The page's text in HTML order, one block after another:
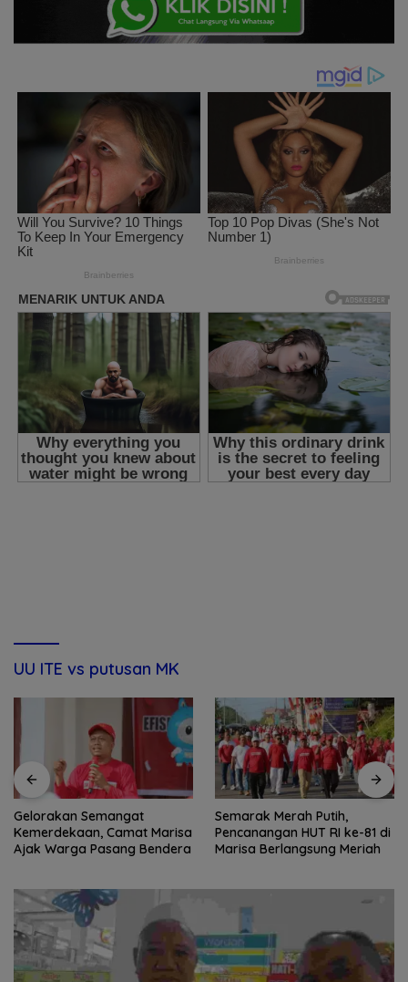
UU ITE vs putusan MK
Gelorakan Semangat
Kemerdekaan, Camat Marisa
Ajak Warga Pasang Bendera
Semarak Merah Putih,
Pencanangan HUT RI ke-81 di
Marisa Berlangsung Meriah